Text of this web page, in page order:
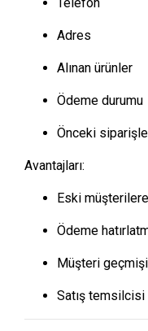
Adres
Alınan ürünler
Ödeme durumu
Önceki
Avantajları:
Eski
Ödeme
Müşteri
Satış temsilcisi